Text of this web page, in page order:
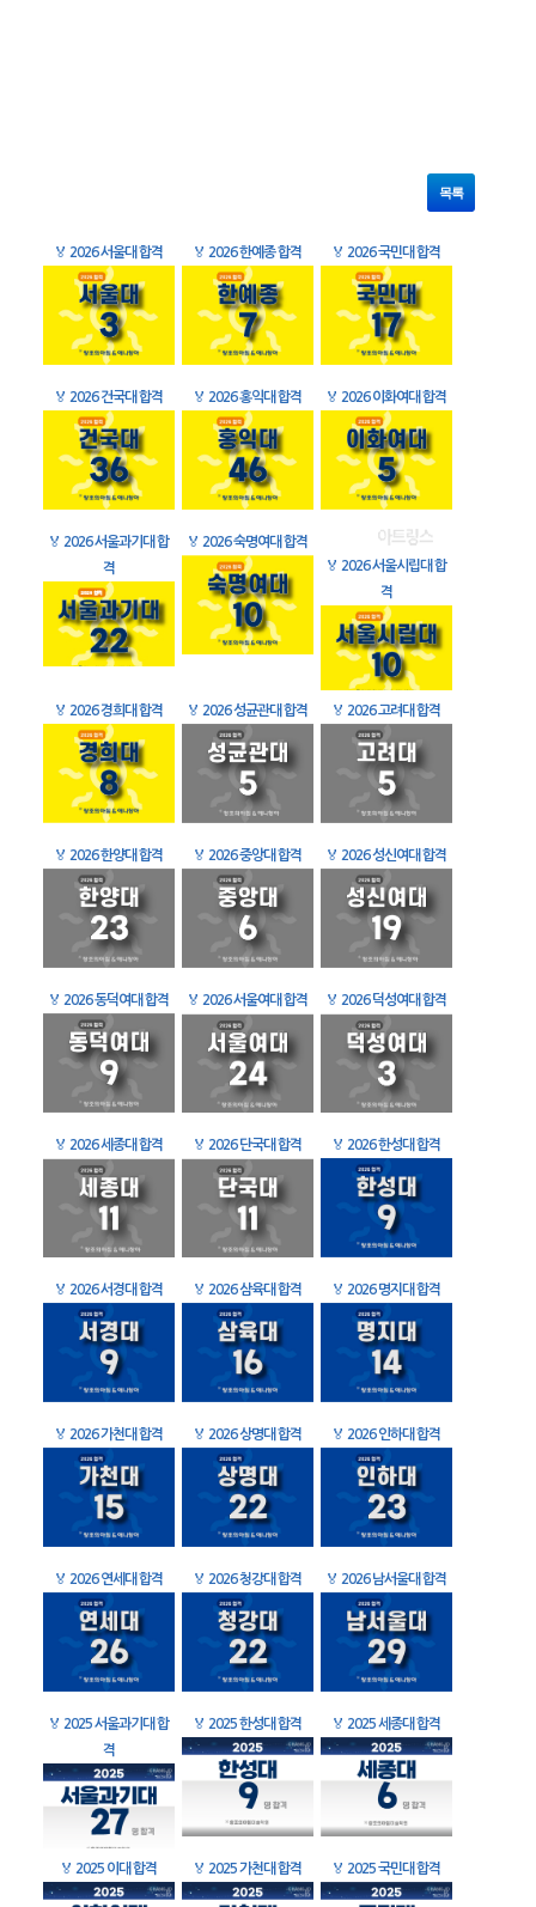
목록
🏅 2026 서울대 합격 🏅 2026 한예종 합격 🏅 2026 국민대 합격
🏅 2026 건국대 합격 🏅 2026 홍익대 합격 🏅 2026 이화여대 합격
🏅 2026 서울과기대 합
격
🏅 2026 숙명여대 합격
🏅 2026 서울시립대 합
격
🏅 2026 경희대 합격 🏅 2026 성균관대 합격 🏅 2026 고려대 합격
🏅 2026 한양대 합격 🏅 2026 중앙대 합격 🏅 2026 성신여대 합격
🏅 2026 동덕여대 합격 🏅 2026 서울여대 합격 🏅 2026 덕성여대 합격
🏅 2026 세종대 합격 🏅 2026 단국대 합격 🏅 2026 한성대 합격
🏅 2026 서경대 합격 🏅 2026 삼육대 합격 🏅 2026 명지대 합격
🏅 2026 가천대 합격 🏅 2026 상명대 합격 🏅 2026 인하대 합격
🏅 2026 연세대 합격 🏅 2026 청강대 합격 🏅 2026 남서울대 합격
🏅 2025 서울과기대 합
격
🏅 2025 한성대 합격 🏅 2025 세종대 합격
🏅 2025 이대 합격 🏅 2025 가천대 합격 🏅 2025 국민대 합격